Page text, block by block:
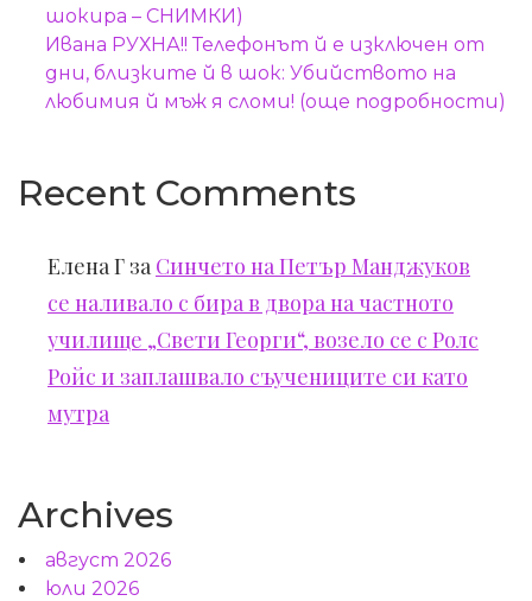
шокира – СНИМКИ)
Ивана РУХНА!! Телефонът й е изключен от
дни, близките й в шок: Убийството на
любимия й мъж я сломи! (още подробности)
Recent Comments
Елена Г за Синчето на Петър Манджуков
се наливало с бира в двора на частното
училище „Свети Георги“, возело се с Ролс
Ройс и заплашвало съучениците си като
мутра
Archives
август 2026
юли 2026